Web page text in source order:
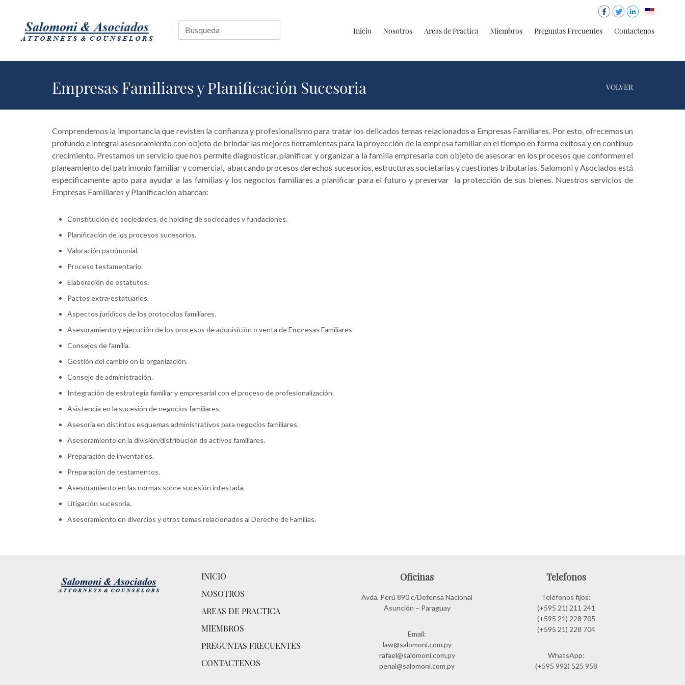
Inicio Nosotros Areas de Practica Miembros Preguntas Frecuentes Contactenos
Empresas Familiares y Planificación Sucesoria VOLVER
Comprendemos la importancia que revisten la confianza y profesionalismo para tratar los delicados temas relacionados a Empresas Familiares. Por esto, ofrecemos un
profundo e integral asesoramiento con objeto de brindar las mejores herramientas para la proyección de la empresa familiar en el tiempo en forma exitosa y en continuo
crecimiento. Prestamos un servicio que nos permite diagnosticar, planificar y organizar a la familia empresaria con objeto de asesorar en los procesos que conformen el
planeamiento del patrimonio familiar y comercial, abarcando procesos derechos sucesorios, estructuras societarias y cuestiones tributarias. Salomoni y Asociados está
especificamente apto para ayudar a las familias y los negocios familiares a planificar para el futuro y preservar la protección de sus bienes. Nuestros servicios de
Empresas Familiares y Planificación abarcan:
Constitución de sociedades, de holding de sociedades y fundaciones.
Planificación de los procesos sucesorios.
Valoración patrimonial.
Proceso testamentario.
Elaboración de estatutos.
Pactos extra-estatuarios.
Aspectos jurídicos de los protocolos familiares.
Asesoramiento y ejecución de los procesos de adquisición o venta de Empresas Familiares
Consejos de familia.
Gestión del cambio en la organización.
Consejo de administración.
Integración de estrategia familiar y empresarial con el proceso de profesionalización.
Asistencia en la sucesión de negocios familiares.
Asesoría en distintos esquemas administrativos para negocios familiares.
Asesoramiento en la división/distribución de activos familiares.
Preparación de inventarios.
Preparación de testamentos.
Asesoramiento en las normas sobre sucesión intestada.
Litigación sucesoria.
Asesoramiento en divorcios y otros temas relacionados al Derecho de Familias.
INICIO
NOSOTROS
AREAS DE PRACTICA
MIEMBROS
PREGUNTAS FRECUENTES
CONTACTENOS
Oficinas
Avda. Perú 890 c/Defensa Nacional
Asunción – Paraguay
Email:
law@salomoni.com.py
rafael@salomoni.com.py
penal@salomoni.com.py
Telefonos
Teléfonos fijos:
(+595 21) 211 241
(+595 21) 228 705
(+595 21) 228 704
WhatsApp:
(+595 992) 525 958